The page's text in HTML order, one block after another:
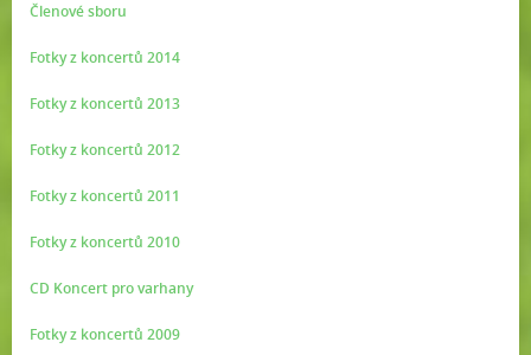
Členové sboru
Fotky z koncertů 2014
Fotky z koncertů 2013
Fotky z koncertů 2012
Fotky z koncertů 2011
Fotky z koncertů 2010
CD Koncert pro varhany
Fotky z koncertů 2009